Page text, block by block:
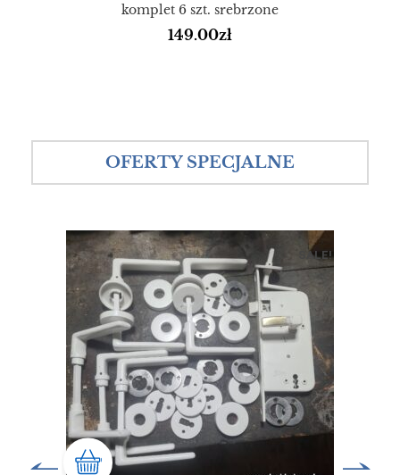
komplet 6 szt. srebrzone
149.00zł
OFERTY SPECJALNE
SALE!